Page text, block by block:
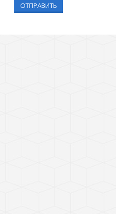
ОТПРАВИТЬ